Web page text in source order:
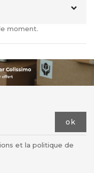
moment.
et la politique de